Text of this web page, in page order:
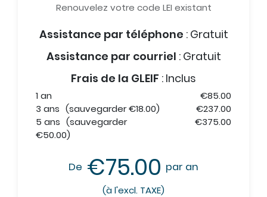
Renouvelez votre code LEI existant
Assistance par téléphone : Gratuit
Assistance par courriel : Gratuit
Frais de la GLEIF : Inclus
1 an
€85.00
3 ans (sauvegarder €18.00)
€237.00
5 ans (sauvegarder
€50.00)
€375.00
De €75.00 par an
(à l'excl. TAXE)